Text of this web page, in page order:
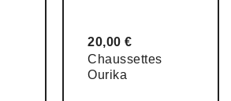
20,00 €
Chaussettes
Ourika